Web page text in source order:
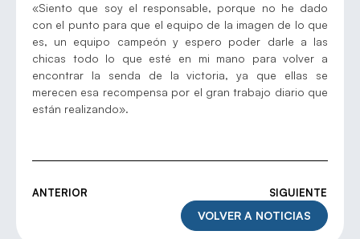
«Siento que soy el responsable, porque no he dado
con el punto para que el equipo de la imagen de lo que
es, un equipo campeón y espero poder darle a las
chicas todo lo que esté en mi mano para volver a
encontrar la senda de la victoria, ya que ellas se
merecen esa recompensa por el gran trabajo diario que
están realizando».
ANTERIOR SIGUIENTE
VOLVER A NOTICIAS